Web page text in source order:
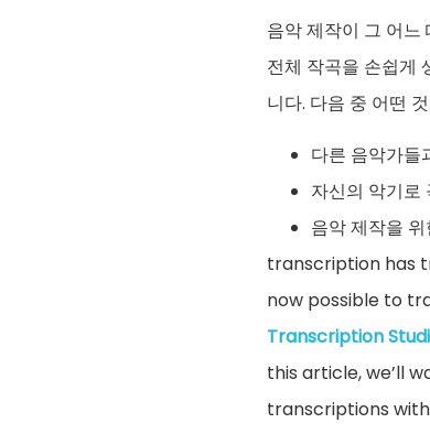
음악 제작이 그 어느
전체 작곡을 손쉽게
니다. 다음 중 어떤
다른 음악가들
자신의 악기로
음악 제작을
transcription has
now possible to
Transcription
this article, we’ll
transcriptions